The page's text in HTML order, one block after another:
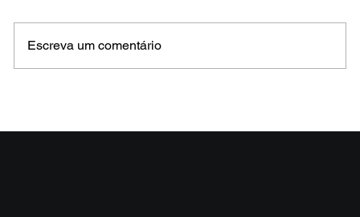
Escreva um comentário